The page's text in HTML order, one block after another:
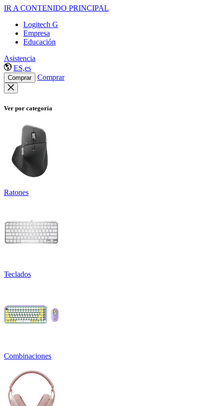
IR A CONTENIDO PRINCIPAL
Logitech G
Empresa
Educación
Asistencia
ES,es
Comprar Comprar
Ver por categoría
Ratones
Teclados
Combinaciones